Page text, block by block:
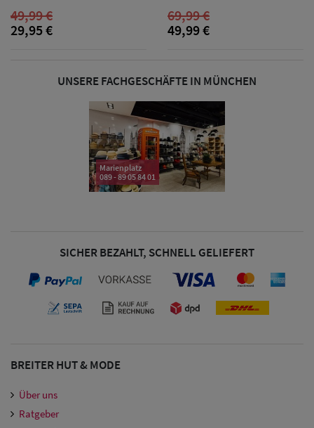
& Visoren
Snapback Caps
Damen Caps
Großgrößen
49,99 €
29,95 €
69,99 €
49,99 €
UNSERE FACHGESCHÄFTE IN MÜNCHEN
Marienplatz
089 - 89 05 84 01
SICHER BEZAHLT, SCHNELL GELIEFERT
BREITER HUT & MODE
Über uns
Ratgeber